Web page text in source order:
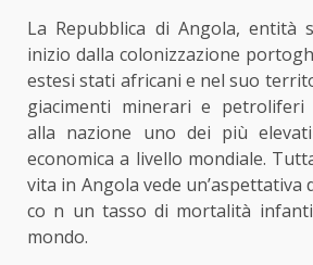
La Repubblica di Angola, entità
inizio dalla colonizzazione
estesi stati africani e nel suo
giacimenti minerari e petroliferi
alla nazione uno dei più
economica a livello mondiale.
vita in Angola vede un’aspettativa
co n un tasso di mortalità
mondo.